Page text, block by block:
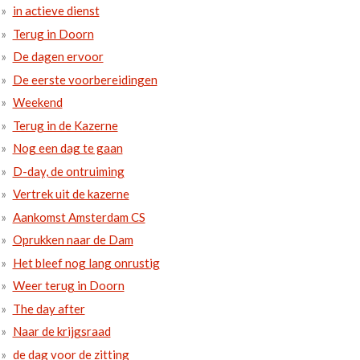
in actieve dienst
Terug in Doorn
De dagen ervoor
De eerste voorbereidingen
Weekend
Terug in de Kazerne
Nog een dag te gaan
D-day, de ontruiming
Vertrek uit de kazerne
Aankomst Amsterdam CS
Oprukken naar de Dam
Het bleef nog lang onrustig
Weer terug in Doorn
The day after
Naar de krijgsraad
de dag voor de zitting